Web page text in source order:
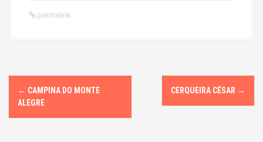
permalink
P
o
← CAMPINA DO MONTE
ALEGRE
CERQUEIRA CÉSAR →